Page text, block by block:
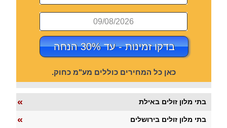
09/08/2026
בדקו זמינות - עד 30% הנחה
כאן כל המחירים כוללים מע"מ כחוק.
« בתי מלון זולים באילת
« בתי מלון זולים בירושלים